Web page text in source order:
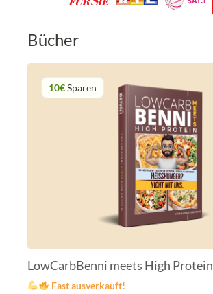
Bücher
10€Sparen
LowCarbBenni meets High Protein
Fast ausverkauft!